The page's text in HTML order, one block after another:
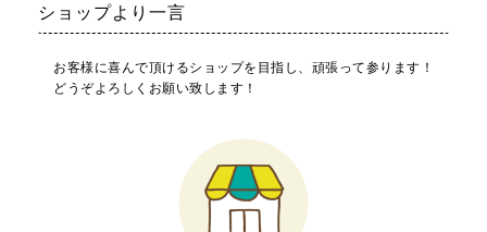
ショップより一言
お客様に喜んで頂けるショップを目指し、頑張って参ります！
どうぞよろしくお願い致します！